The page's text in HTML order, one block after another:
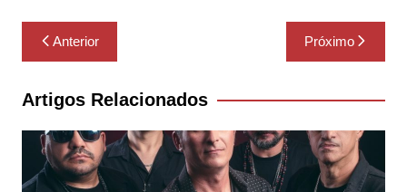
Navegação
de
Post
Anterior Próximo
Artigos Relacionados